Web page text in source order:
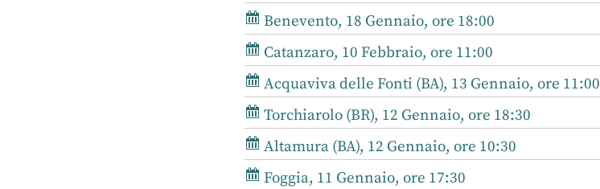
Benevento, 18 Gennaio, ore 18:00
Catanzaro, 10 Febbraio, ore 11:00
Acquaviva delle Fonti (BA), 13 Gennaio, ore 11:00
Torchiarolo (BR), 12 Gennaio, ore 18:30
Altamura (BA), 12 Gennaio, ore 10:30
Foggia, 11 Gennaio, ore 17:30